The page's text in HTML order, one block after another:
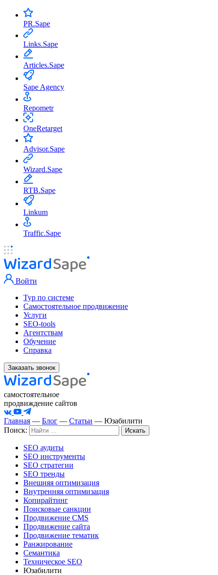
PR.Sape
Links.Sape
Articles.Sape
Sape Agency
Repometr
OneRetarget
Advisor.Sape
Wizard.Sape
RTB.Sape
Linkum
Traffic.Sape
Войти
Тур по системе
Самостоятельное продвижение
Услуги
SEO-tools
Агентствам
Обучение
Справка
Заказать звонок
самостоятельное
продвиждение сайтов
Главная — Блог — Статьи — Юзабилити
Поиск:
SEO аудиты
SEO инструменты
SEO стратегии
SEO тренды
Внешняя оптимизация
Внутренняя оптимизация
Копирайтинг
Поисковые санкции
Продвижение CMS
Продвижение сайта
Продвижение тематик
Ранжирование
Семантика
Техническое SEO
Юзабилити